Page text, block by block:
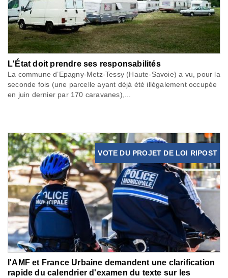
L'État doit prendre ses responsabilités
La commune d’Epagny-Metz-Tessy (Haute-Savoie) a vu, pour la
seconde fois (une parcelle ayant déjà été illégalement occupée
en juin dernier par 170 caravanes),...
VOTE DU PROJET DE LOI RIPOST
l'AMF et France Urbaine demandent une clarification
rapide du calendrier d'examen du texte sur les